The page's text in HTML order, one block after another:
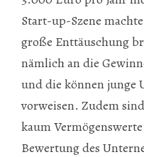
Start-up-Szene
große Enttäuschung
nämlich an die
und die können junge
vorweisen. Zudem
kaum
Bewertung des